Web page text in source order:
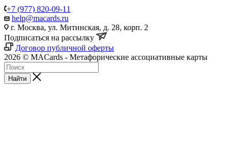
+7 (977) 820-09-11
help@macards.ru
г. Москва, ул. Митинская, д. 28, корп. 2
Подписаться на рассылку
Договор публичной оферты
2026 © MACards - Метафорические ассоциативные карты
Найти